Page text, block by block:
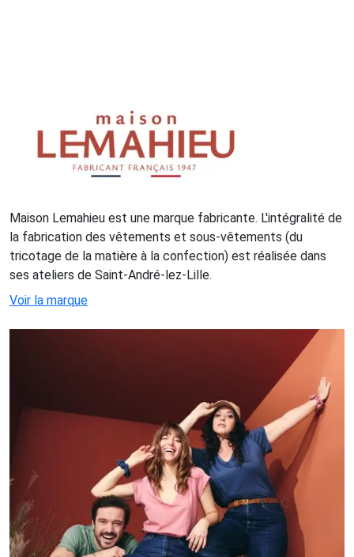
Maison Lemahieu est une marque fabricante. L'intégralité de
la fabrication des vêtements et sous-vêtements (du
tricotage de la matière à la confection) est réalisée dans
ses ateliers de Saint-André-lez-Lille.
Voir la marque